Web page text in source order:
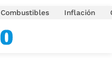
Combustibles Inflación